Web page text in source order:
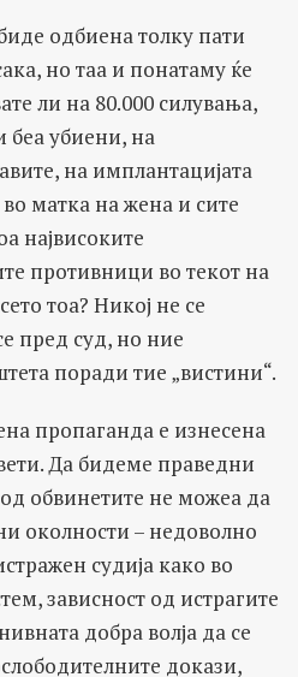
одбиена толку пати
но таа и понатаму ќе
ли на 80.000 силувања,
беа убиени, на
на имплантацијата
матка на жена и сите
највисоките
противници во текот на
тоа? Никој не се
пред суд, но ние
поради тие „вистини“.
пропаганда е изнесена
Да бидеме праведни
обвинетите не можеа да
околности – недоволно
судија како во
зависност од истрагите
добра волја да се
докази,